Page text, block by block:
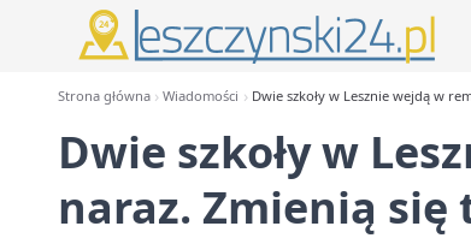
Strona główna Wiadomości Dwie szkoły w Lesznie wejdą w
Dwie szkoły w
naraz. Zmienią się